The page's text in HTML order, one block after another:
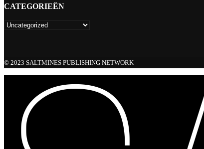
CATEGORIEËN
© 2023 SALTMINES PUBLISHING NETWORK